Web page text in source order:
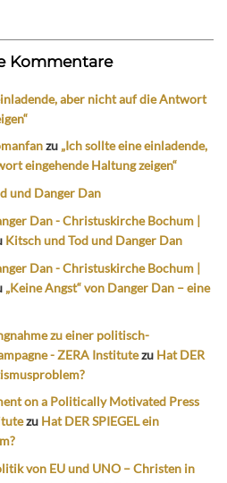
Kommentare
aber nicht auf die Antwort
zu „Ich sollte eine einladende,
eingehende Haltung zeigen“
und Danger Dan
Dan - Christuskirche Bochum |
Kitsch und Tod und Danger Dan
Dan - Christuskirche Bochum |
„Keine Angst“ von Danger Dan – eine
zu einer politisch-
- ZERA Institutezu Hat DER
on a Politically Motivated Press
zu Hat DER SPIEGEL ein
von EU und UNO – Christen in